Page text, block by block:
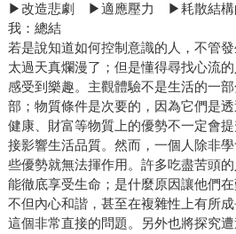
▶改造悲劇 ▶適應壓力 ▶耗散結構
我：總結
若是說知道如何控制意識的人，不管
太過天真爛漫了；但是懂得尋找心流
感受到樂趣。主觀體驗不是生活的一
部；物質條件是次要的，因為它們是透
健康、財富等物質上的優勢不一定會
接影響生活品質。然而，一個人除非
些優勢就無法揮作用。許多吃盡苦頭
能徹底享受生命；是什麼原因讓他們
不但內心和諧，甚至在複雜性上有所
這個非常直接的問題。另外也將探究